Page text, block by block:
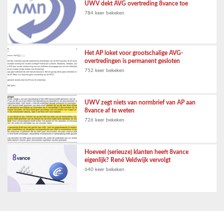
UWV dekt AVG overtreding 8vance toe
784 keer bekeken
Het AP loket voor grootschalige AVG-
overtredingen is permanent gesloten
752 keer bekeken
UWV zegt niets van normbrief van AP aan
8vance af te weten
726 keer bekeken
Hoeveel (serieuze) klanten heeft 8vance
eigenlijk? René Veldwijk vervolgt
640 keer bekeken